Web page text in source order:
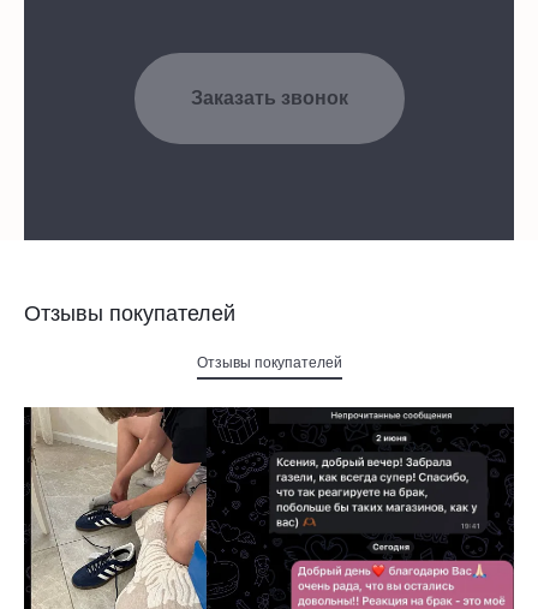
Заказать звонок
Отзывы покупателей
Отзывы покупателей